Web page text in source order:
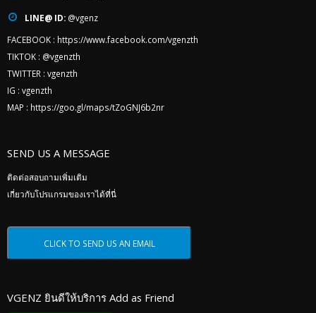
LINE@ ID: @vgenz
FACEBOOK : https://www.facebook.com/vgenzth
TIKTOK : @vgenzth
TWITTER : vgenzth
IG : vgenzth
MAP : https://goo.gl/maps/tZoGNJ6b2nr
SEND US A MESSAGE
ติดต่อสอบถามเพิ่มเติม
เกี่ยวกับโปรแกรมของเราได้ที่นี่
VGENZ ยินดีให้บริการ Add as Friend